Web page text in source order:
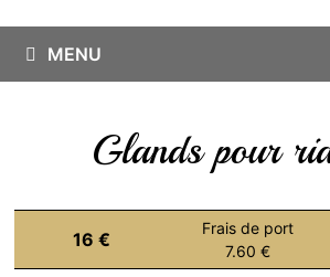
MENU
Glands pour
16 €
Frais de port
7.60 €